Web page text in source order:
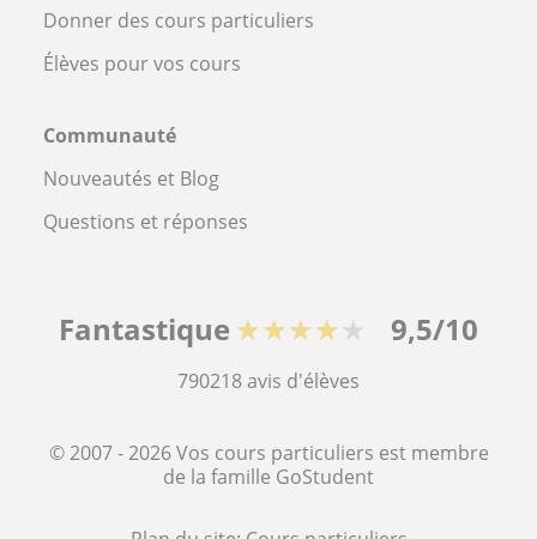
Donner des cours particuliers
Élèves pour vos cours
Communauté
Nouveautés et Blog
Questions et réponses
Fantastique ★★★★★ 9,5/10
790218avis d'élèves
© 2007 - 2026 Vos cours particuliers est membre
de la famille GoStudent